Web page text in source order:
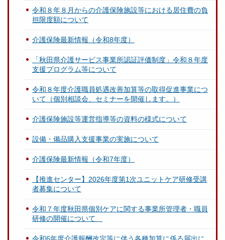
令和８年８月からの介護保険施設等における居住費の負
担限度額について
介護保険最新情報（令和8年度）
「秋田県介護サービス事業所認証評価制度」令和８年度
支援プログラム等について
令和８年度介護職員処遇改善加算等の取得促進事業につ
いて（個別相談会、セミナーを開催します。）
介護保険施設等運営指導等の資料の様式について
設備・備品購入支援事業の実施について
介護保険最新情報（令和7年度）
【推進センター】2026年度第1次ユニットケア研修受講
者募集について
令和７年度秋田県個別ケアに関する事業所管理者・職員
研修の開催について